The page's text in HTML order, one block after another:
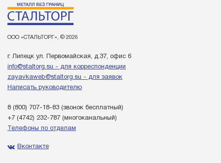
ООО «СТАЛЬТОРГ», © 2026
г. Липецк ул. Первомайская, д.37, офис 6
info@staltorg.su - для корреспонденции
zayavkaweb@staltorg.su - для заявок
Написать руководителю
8 (800) 707-18-83 (звонок бесплатный)
+7 (4742) 232-787 (многоканальный)
Телефоны по отделам
Вконтакте